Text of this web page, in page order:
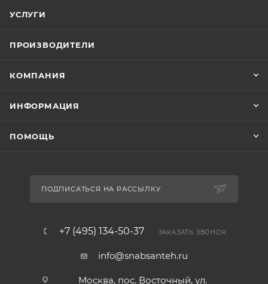
УСЛУГИ
ПРОИЗВОДИТЕЛИ
КОМПАНИЯ
ИНФОРМАЦИЯ
ПОМОЩЬ
ПОДПИСАТЬСЯ НА РАССЫЛКУ
+7 (495) 134-50-37 ЗАКАЗАТЬ ЗВОНОК
info@snabsanteh.ru
Москва, пос. Восточный, ул.